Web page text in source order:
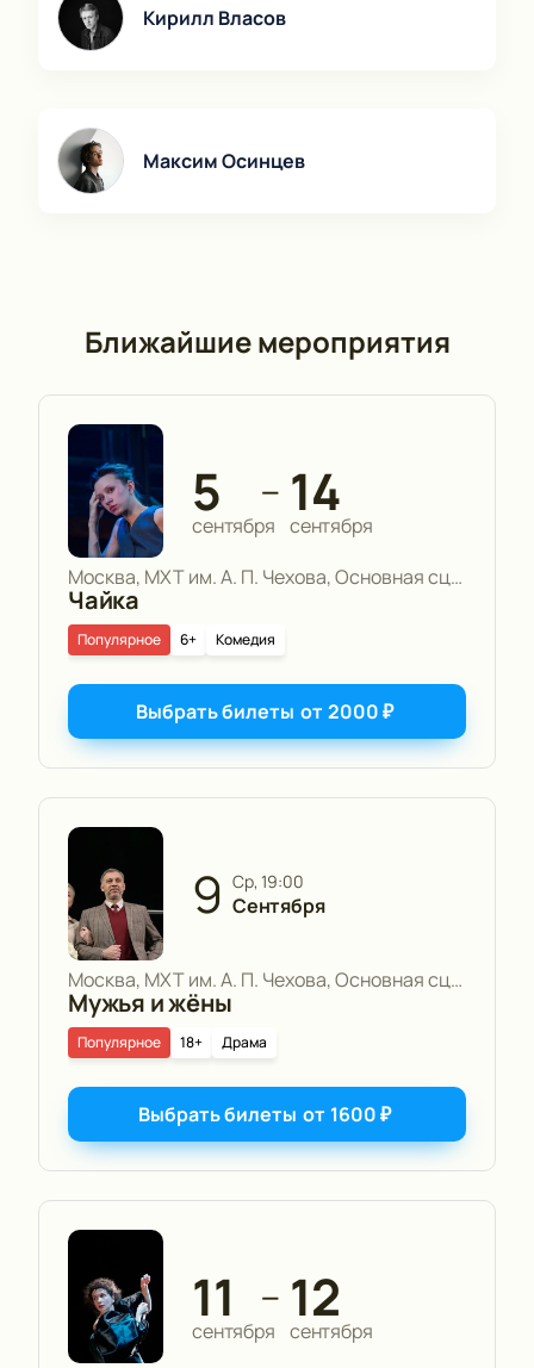
Кирилл Власов
Максим Осинцев
Ближайшие мероприятия
5
сентября
— 14
сентября
Москва, МХТ им. А. П. Чехова, Основная сцена
Чайка
6+ Комедия
Популярное
Выбрать билеты от2000₽
9 ср, 19:00
Сентября
Москва, МХТ им. А. П. Чехова, Основная сцена
Мужья и жёны
18+ Драма
Популярное
Выбрать билеты от 1600₽
11
сентября
— 12
сентября